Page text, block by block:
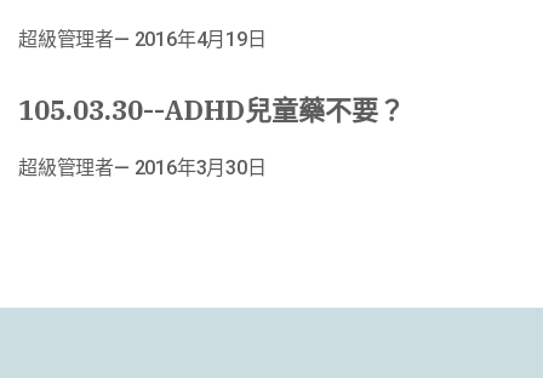
超級管理者 2016年4月19日
105.03.30--ADHD兒童藥不要？
超級管理者 2016年3月30日